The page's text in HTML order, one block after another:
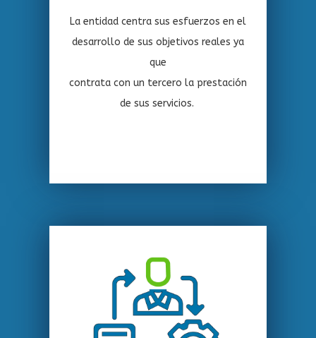
La entidad centra sus esfuerzos en el
desarrollo de sus objetivos reales ya
que
contrata con un tercero la prestación
de sus servicios.